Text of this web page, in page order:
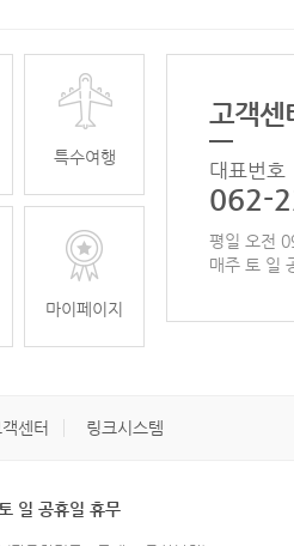
특수여행
마이페이지
고객센
대표번호
062-
평일 오전
매주 토 일
센터 링크시스템
일 공휴일 휴무